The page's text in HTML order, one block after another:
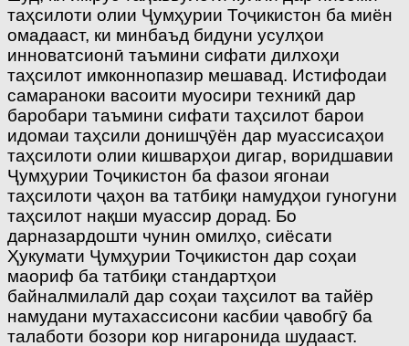
таҳсилоти олии Ҷумҳурии Тоҷикистон ба миён
омадааст, ки минбаъд бидуни усулҳои
инноватсионӣ таъмини сифати дилхоҳи
таҳсилот имконнопазир мешавад. Истифодаи
самараноки васоити муосири техникӣ дар
баробари таъмини сифати таҳсилот барои
идомаи таҳсили донишҷӯён дар муассисаҳои
таҳсилоти олии кишварҳои дигар, воридшавии
Ҷумҳурии Тоҷикистон ба фазои ягонаи
таҳсилоти ҷаҳон ва татбиқи намудҳои гуногуни
таҳсилот нақши муассир дорад. Бо
дарназардошти чунин омилҳо, сиёсати
Ҳукумати Ҷумҳурии Тоҷикистон дар соҳаи
маориф ба татбиқи стандартҳои
байналмилалӣ дар соҳаи таҳсилот ва тайёр
намудани мутахассисони касбии ҷавобгӯ ба
талаботи бозори кор нигаронида шудааст.